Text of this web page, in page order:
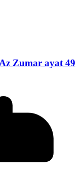
Zumar ayat 49